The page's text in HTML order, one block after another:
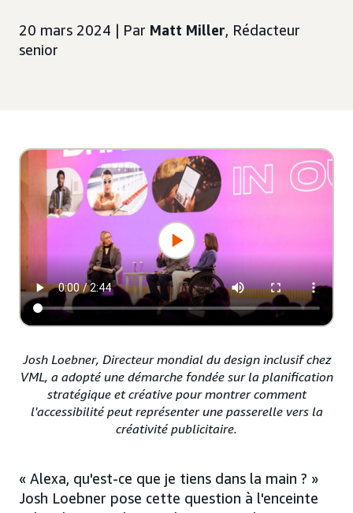
20 mars 2024 | Par Matt Miller, Rédacteur
senior
Josh Loebner, Directeur mondial du design inclusif chez
VML, a adopté une démarche fondée sur la planification
stratégique et créative pour montrer comment
l'accessibilité peut représenter une passerelle vers la
créativité publicitaire.
« Alexa, qu'est-ce que je tiens dans la main ? »
Josh Loebner pose cette question à l'enceinte